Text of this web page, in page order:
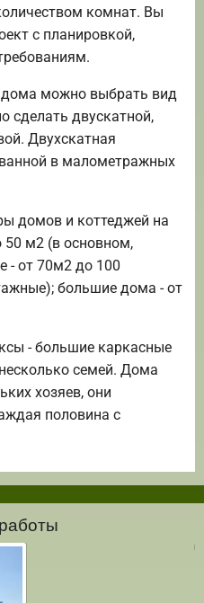
комнат. Вы
с планировкой,
дома можно выбрать вид
двускатной,
Двухскатная
в малометражных
домов и коттеджей на
м2 (в основном,
- от 70м2 до 100
большие дома - от
- большие каркасные
семей. Дома
хозяев, они
половина с